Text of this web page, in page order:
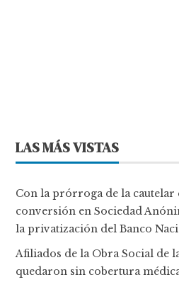
LAS MÁS VISTAS
Con la prórroga de la cautelar
conversión en Sociedad
la privatización del Banco
Afiliados de la Obra Social de
quedaron sin cobertura